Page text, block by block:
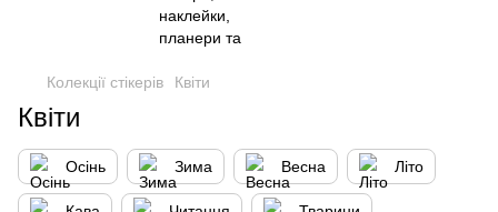
Колекції стікерів Квіти
Квіти
Осінь Зима Весна Літо